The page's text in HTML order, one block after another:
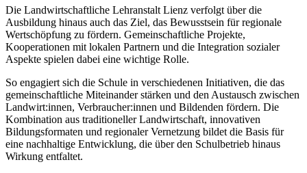
Die Landwirtschaftliche Lehranstalt Lienz verfolgt über die
Ausbildung hinaus auch das Ziel, das Bewusstsein für regionale
Wertschöpfung zu fördern. Gemeinschaftliche Projekte,
Kooperationen mit lokalen Partnern und die Integration sozialer
Aspekte spielen dabei eine wichtige Rolle.
So engagiert sich die Schule in verschiedenen Initiativen, die das
gemeinschaftliche Miteinander stärken und den Austausch zwischen
Landwirt:innen, Verbraucher:innen und Bildenden fördern. Die
Kombination aus traditioneller Landwirtschaft, innovativen
Bildungsformaten und regionaler Vernetzung bildet die Basis für
eine nachhaltige Entwicklung, die über den Schulbetrieb hinaus
Wirkung entfaltet.